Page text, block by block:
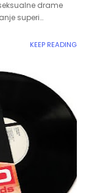
drame
superi…
KEEP READING